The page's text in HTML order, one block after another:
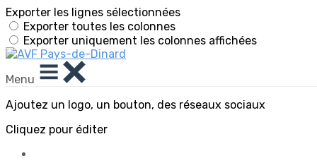
Exporter les lignes sélectionnées
Exporter toutes les colonnes
Exporter uniquement les colonnes affichées
Menu
Ajoutez un logo, un bouton, des réseaux sociaux
Cliquez pour éditer